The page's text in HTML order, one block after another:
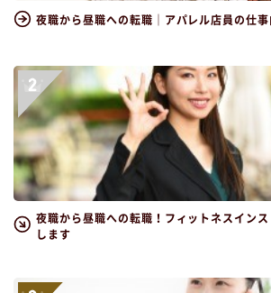
夜職から昼職への転職｜アパレル店員の仕事
夜職から昼職への転職！フィットネスイン
します